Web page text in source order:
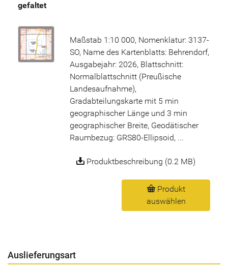
gefaltet
Maßstab 1:10 000, Nomenklatur: 3137-
SO, Name des Kartenblatts: Behrendorf,
Ausgabejahr: 2026, Blattschnitt:
Normalblattschnitt (Preußische
Landesaufnahme),
Gradabteilungskarte mit 5 min
geographischer Länge und 3 min
geographischer Breite, Geodätischer
Raumbezug: GRS80-Ellipsoid, ...
Produktbeschreibung (0.2 MB)
Produkt
auswählen
Auslieferungsart